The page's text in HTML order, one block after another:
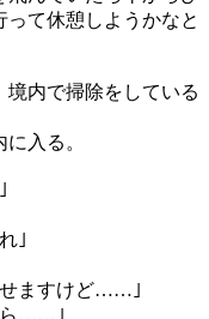
て休憩しようかなと
内で掃除をしている
入る。
｣
せますけど……｣
ら……｣